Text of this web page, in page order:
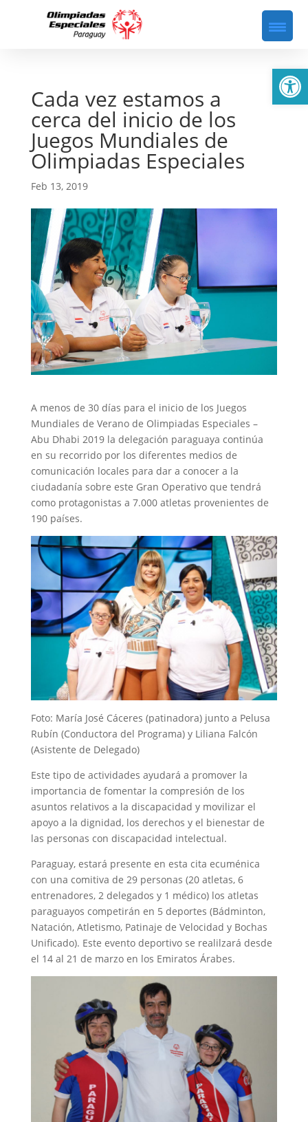
Cada vez estamos a
cerca del inicio de los
Juegos Mundiales de
Olimpiadas Especiales
Feb 13, 2019
A menos de 30 días para el inicio de los Juegos
Mundiales de Verano de Olimpiadas Especiales –
Abu Dhabi 2019 la delegación paraguaya continúa
en su recorrido por los diferentes medios de
comunicación locales para dar a conocer a la
ciudadanía sobre este Gran Operativo que tendrá
como protagonistas a 7.000 atletas provenientes de
190 países.
Foto: María José Cáceres (patinadora) junto a Pelusa
Rubín (Conductora del Programa) y Liliana Falcón
(Asistente de Delegado)
Este tipo de actividades ayudará a promover la
importancia de fomentar la compresión de los
asuntos relativos a la discapacidad y movilizar el
apoyo a la dignidad, los derechos y el bienestar de
las personas con discapacidad intelectual.
Paraguay, estará presente en esta cita ecuménica
con una comitiva de 29 personas (20 atletas, 6
entrenadores, 2 delegados y 1 médico) los atletas
paraguayos competirán en 5 deportes (Bádminton,
Natación, Atletismo, Patinaje de Velocidad y Bochas
Unificado). Este evento deportivo se realilzará desde
el 14 al 21 de marzo en los Emiratos Árabes.